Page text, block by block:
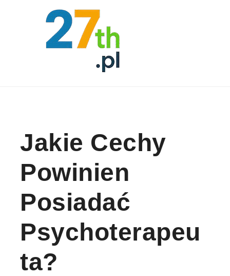
Jakie Cechy
Powinien
Posiadać
Psychoterapeu
Ta?